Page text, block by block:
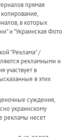
прямая
в которых
и "Украинская Фото
"Реклама" /
рекламными и
участвует в
в этих
суждения,
украинскому
рекламы несет